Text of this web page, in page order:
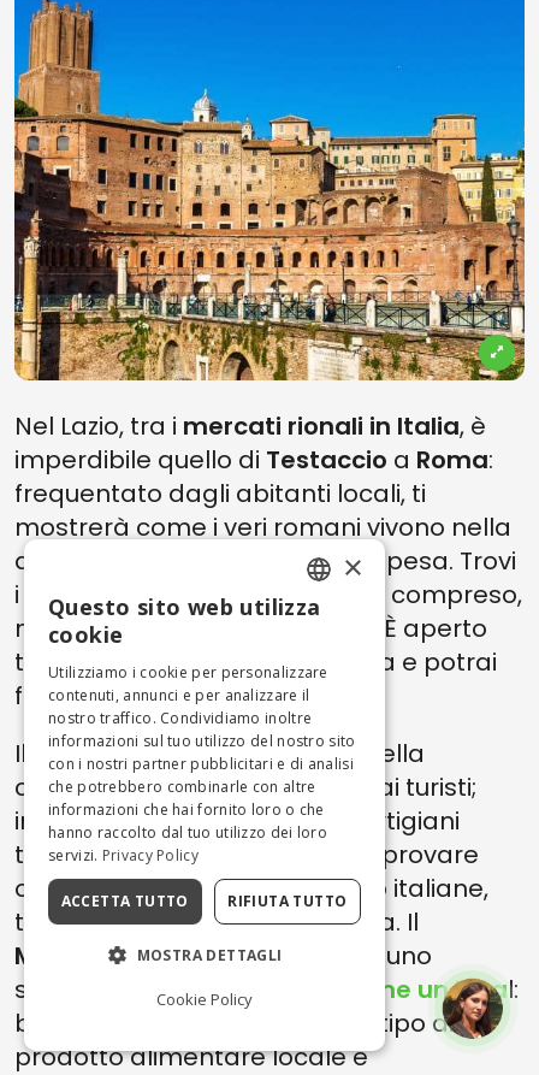
Nel Lazio, tra i mercati rionali in Italia, è
imperdibile quello di Testaccio a Roma:
frequentato dagli abitanti locali, ti
mostrerà come i veri romani vivono nella
quotidianità e come fanno la spesa. Trovi
i prodotti alimentari locali, vino compreso,
ma anche articoli per la casa. È aperto
tutti i giorni tranne la domenica e potrai
fare acquisti delle 7 alle 15.30.
Il
Mercato Centrale, sempre nella
capitale, è forse più orientato ai turisti;
insieme alle botteghe e agli artigiani
troverai piccoli ristoranti dove provare
ogni tipo di specialità, non solo italiane,
tutti i giorni tranne la domenica. Il
Mercato Campo de' Fiori
offre uno
spaccato diRoma vissuta come un local:
bancarelle che vendono ogni tipo di
prodotto alimentare locale e
ENGLISH
ITALIAN
×
Questo sito web utilizza
cookie
Utilizziamo i cookie per personalizzare
contenuti, annunci e per analizzare il
nostro traffico. Condividiamo inoltre
informazioni sul tuo utilizzo del nostro sito
con i nostri partner pubblicitari e di analisi
che potrebbero combinarle con altre
informazioni che hai fornito loro o che
hanno raccolto dal tuo utilizzo dei loro
servizi. Privacy Policy
ACCETTA TUTTO RIFIUTA TUTTO
MOSTRA DETTAGLI
Cookie Policy